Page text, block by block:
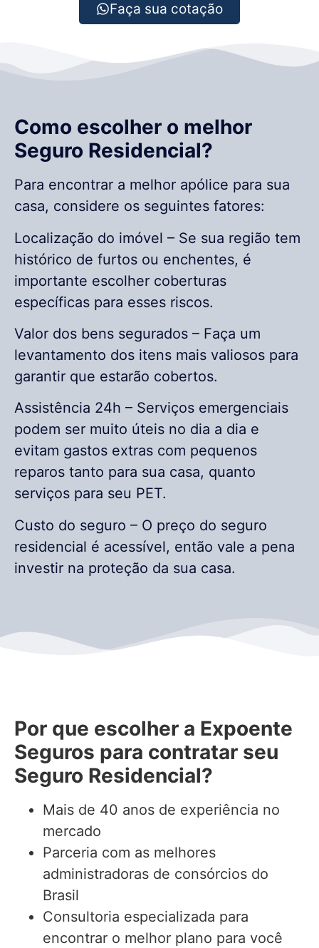
Faça sua cotação
Como escolher o melhor
Seguro Residencial?
Para encontrar a melhor apólice para sua
casa, considere os seguintes fatores:
Localização do imóvel – Se sua região tem
histórico de furtos ou enchentes, é
importante escolher coberturas
específicas para esses riscos.
Valor dos bens segurados – Faça um
levantamento dos itens mais valiosos para
garantir que estarão cobertos.
Assistência 24h – Serviços emergenciais
podem ser muito úteis no dia a dia e
evitam gastos extras com pequenos
reparos tanto para sua casa, quanto
serviços para seu PET.
Custo do seguro – O preço do seguro
residencial é acessível, então vale a pena
investir na proteção da sua casa.
Por que escolher a Expoente
Seguros para contratar seu
Seguro Residencial?
Mais de 40 anos de experiência no
mercado
Parceria com as melhores
administradoras de consórcios do
Brasil
Consultoria especializada para
encontrar o melhor plano para você